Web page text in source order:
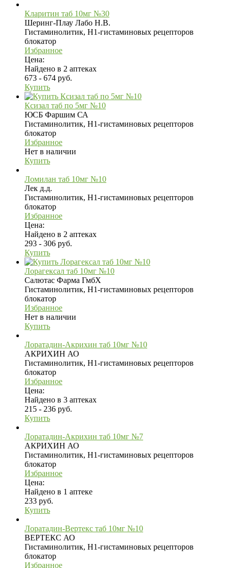
Кларитин таб 10мг №30
Шеринг-Плау Лабо Н.В.
Гистаминолитик, H1-гистаминовых рецепторов
блокатор
Избранное
Цена:
Найдено в 2 аптеках
673 - 674 руб.
Купить
Ксизал таб по 5мг №10
ЮСБ Фаршим СА
Гистаминолитик, H1-гистаминовых рецепторов
блокатор
Избранное
Нет в наличии
Купить
Ломилан таб 10мг №10
Лек д.д.
Гистаминолитик, H1-гистаминовых рецепторов
блокатор
Избранное
Цена:
Найдено в 2 аптеках
293 - 306 руб.
Купить
Лорагексал таб 10мг №10
Салютас Фарма ГмбХ
Гистаминолитик, H1-гистаминовых рецепторов
блокатор
Избранное
Нет в наличии
Купить
Лоратадин-Акрихин таб 10мг №10
АКРИХИН АО
Гистаминолитик, H1-гистаминовых рецепторов
блокатор
Избранное
Цена:
Найдено в 3 аптеках
215 - 236 руб.
Купить
Лоратадин-Акрихин таб 10мг №7
АКРИХИН АО
Гистаминолитик, H1-гистаминовых рецепторов
блокатор
Избранное
Цена:
Найдено в 1 аптеке
233 руб.
Купить
Лоратадин-Вертекс таб 10мг №10
ВЕРТЕКС АО
Гистаминолитик, H1-гистаминовых рецепторов
блокатор
Избранное